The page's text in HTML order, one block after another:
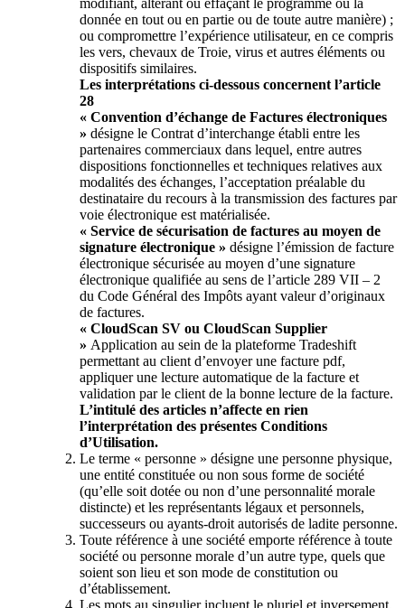
modifiant, altérant ou effaçant le programme ou la
donnée en tout ou en partie ou de toute autre manière) ;
ou compromettre l’expérience utilisateur, en ce compris
les vers, chevaux de Troie, virus et autres éléments ou
dispositifs similaires.
Les interprétations ci-dessous concernent l’article
28
« Convention d’échange de Factures électroniques
» désigne le Contrat d’interchange établi entre les
partenaires commerciaux dans lequel, entre autres
dispositions fonctionnelles et techniques relatives aux
modalités des échanges, l’acceptation préalable du
destinataire du recours à la transmission des factures par
voie électronique est matérialisée.
« Service de sécurisation de factures au moyen de
signature électronique » désigne l’émission de facture
électronique sécurisée au moyen d’une signature
électronique qualifiée au sens de l’article 289 VII – 2
du Code Général des Impôts ayant valeur d’originaux
de factures.
« CloudScan SV ou CloudScan Supplier
» Application au sein de la plateforme Tradeshift
permettant au client d’envoyer une facture pdf,
appliquer une lecture automatique de la facture et
validation par le client de la bonne lecture de la facture.
L’intitulé des articles n’affecte en rien
l’interprétation des présentes Conditions
d’Utilisation.
Le terme « personne » désigne une personne physique,
une entité constituée ou non sous forme de société
(qu’elle soit dotée ou non d’une personnalité morale
distincte) et les représentants légaux et personnels,
successeurs ou ayants-droit autorisés de ladite personne.
Toute référence à une société emporte référence à toute
société ou personne morale d’un autre type, quels que
soient son lieu et son mode de constitution ou
d’établissement.